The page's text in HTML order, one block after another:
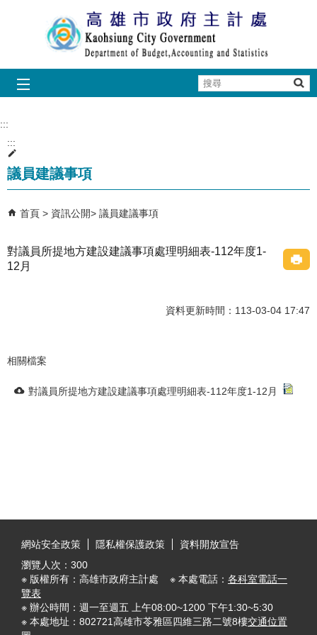
搜
尋
:::
:::
議員建議事項
首頁 資訊公開 議員建議事項
對議員所提地方建設建議事項處理明細表-112年度1-
12月
資料更新時間：113-03-04 17:47
相關檔案
對議員所提地方建設建議事項處理明細表-112年度1-12月
網站安全政策
隱私權保護政策
資料開放宣告
瀏覽人次： 300
※ 版權所有：高雄市政府主計處 ※ 本處電話： 各科室電話一
覽表
※ 辦公時間：週一至週五 上午08:00~1200 下午1:30~5:30
※ 本處地址：802721高雄市苓雅區四維三路二號8樓交通位置